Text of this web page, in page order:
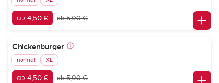
ab 4,50 € ab 5,00 €
Chickenburger
normal XL
ab 4,50 € ab 5,00 €